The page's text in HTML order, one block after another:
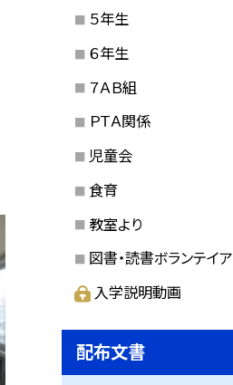
５年生
６年生
７ＡＢ組
ＰＴＡ関係
児童会
食育
教室より
図書・読書ボランテイア
入学説明動画
配布文書